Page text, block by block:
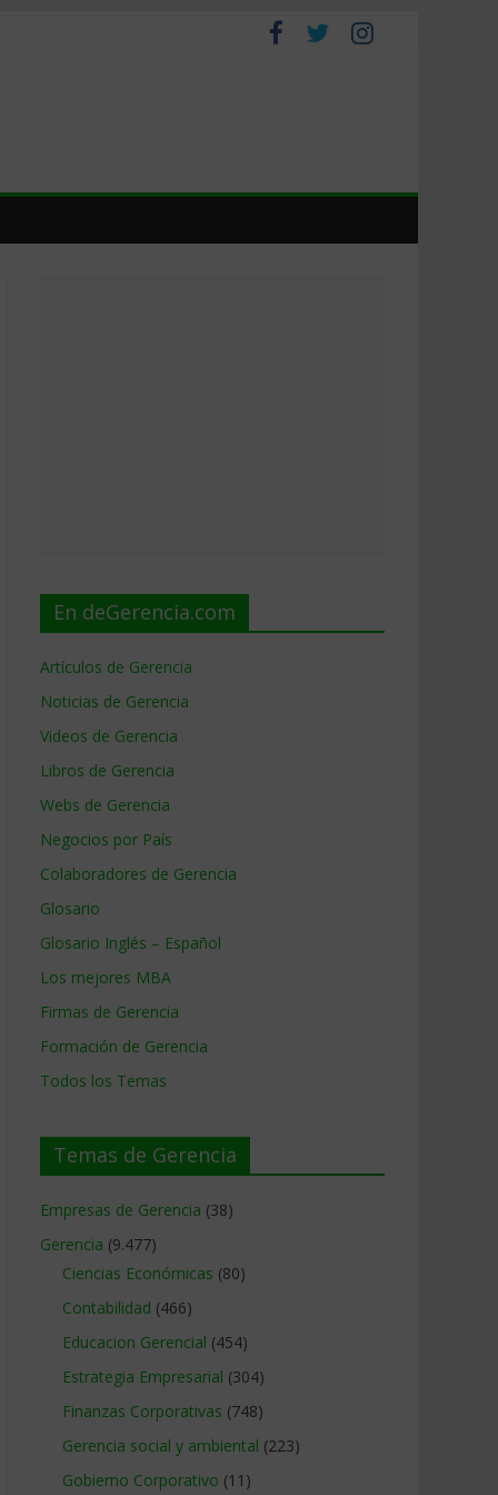
En deGerencia.com
Artículos de Gerencia
Noticias de Gerencia
Videos de Gerencia
Libros de Gerencia
Webs de Gerencia
Negocios por País
Colaboradores de Gerencia
Glosario
Glosario Inglés – Español
Los mejores MBA
Firmas de Gerencia
Formación de Gerencia
Todos los Temas
Temas de Gerencia
Empresas de Gerencia (38)
Gerencia (9.477)
Ciencias Económicas (80)
Contabilidad (466)
Educacion Gerencial (454)
Estrategia Empresarial (304)
Finanzas Corporativas (748)
Gerencia social y ambiental (223)
Gobierno Corporativo (11)